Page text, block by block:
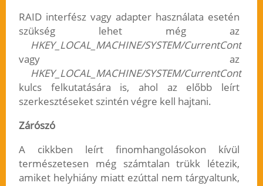
RAID interfész vagy adapter használata esetén
szükség lehet még az
HKEY_LOCAL_MACHINE/SYSTEM/
vagy az
HKEY_LOCAL_MACHINE/SYSTEM/
kulcs felkutatására is, ahol az előbb leírt
szerkesztéseket szintén végre kell hajtani.
Zárószó
A cikkben leírt finomhangolásokon kívül
természetesen még számtalan trükk létezik,
amiket helyhiány miatt ezúttal nem tárgyaltunk,